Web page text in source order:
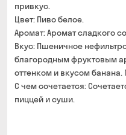
привкус.
Цвет: Пиво белое.
Аромат: Аромат сладкого
Вкус: Пшеничное
благородным фруктовым
оттенком и вкусом
С чем сочетается:
пиццей и суши.